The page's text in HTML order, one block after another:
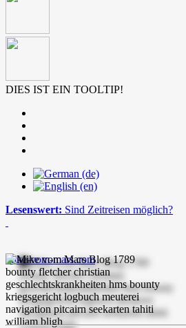
DIES IST EIN TOOLTIP!
Lesenswert: Sind Zeitreisen möglich?
mike-vom-mars.com